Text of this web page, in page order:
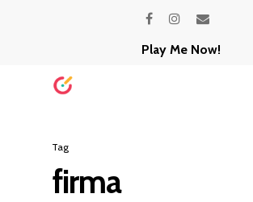
facebookinstagram
email
Play Me Now!
Tag
firma